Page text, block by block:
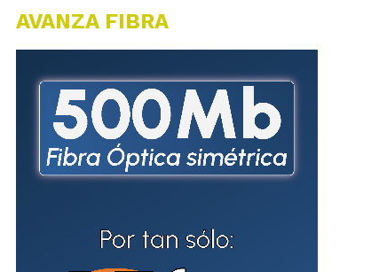
AVANZA FIBRA